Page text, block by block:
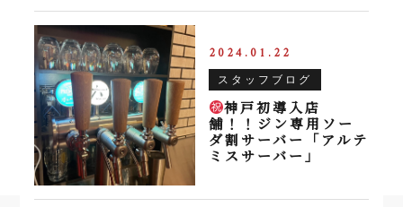
2024.01.22
スタッフブログ
神戸初導入店
舗！！ジン専用ソー
ダ割サーバー「アルテ
ミスサーバー」